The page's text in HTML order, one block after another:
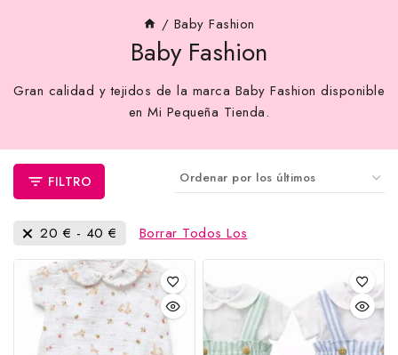
/ Baby Fashion
Baby Fashion
Gran calidad y tejidos de la marca Baby Fashion disponible
en Mi Pequeña Tienda.
FILTRO
20 € - 40 € Borrar Todos Los